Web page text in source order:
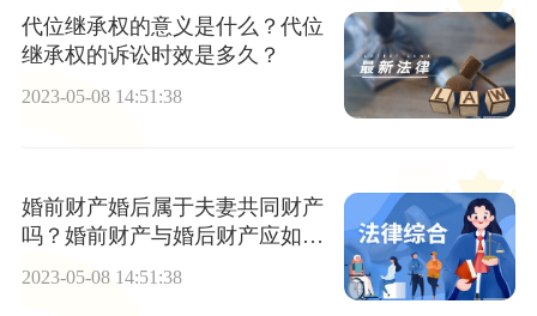
代位继承权的意义是什么？代位
继承权的诉讼时效是多久？
2023-05-08 14:51:38
婚前财产婚后属于夫妻共同财产
吗？婚前财产与婚后财产应如何
界定？
2023-05-08 14:51:38